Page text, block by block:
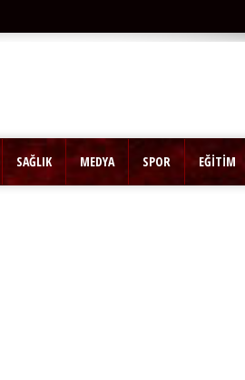
SAĞLIK MEDYA SPOR EĞİTİM